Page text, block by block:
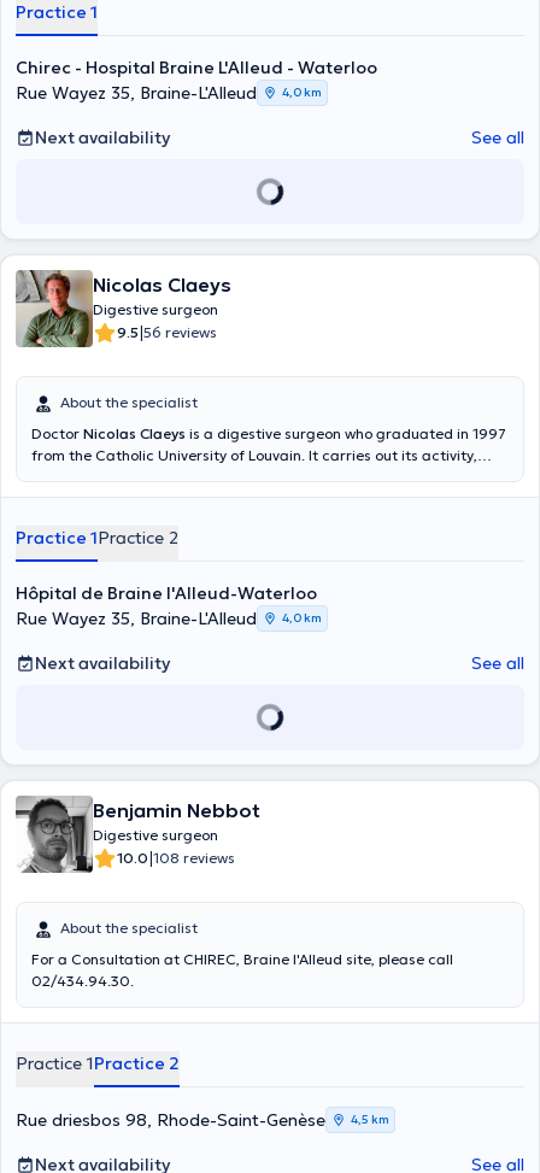
surgery for more than 15 years and has operated on more than
3,000 patients to date. His work is recognized by the GRACE label,
proof of the effectiveness and safety of his care. Dr Pitot regularly
welcomes Belgian or foreign colleagues during training sessions
Practice 1
Chirec - Hospital Braine L'Alleud - Waterloo
Rue Wayez 35, Braine-L'Alleud
4,0 km
Next availability See all
Nicolas Claeys
Digestive surgeon
9.5|56 reviews
About the specialist
Doctor Nicolas Claeys is a digestive surgeon who graduated in 1997
from the Catholic University of Louvain. It carries out its activity,
(pancreas and esophagus) are carried out at the Erasmus Hospital
Practice 1Practice 2
Hôpital de Braine l'Alleud-Waterloo
Rue Wayez 35, Braine-L'Alleud
4,0 km
Next availability See all
Benjamin Nebbot
Digestive surgeon
10.0|108 reviews
About the specialist
For a Consultation at CHIREC, Braine l'Alleud site, please call
02/434.94.30.
Practice 1Practice 2
Rue driesbos 98, Rhode-Saint-Genèse 4,5 km
Next availability See all